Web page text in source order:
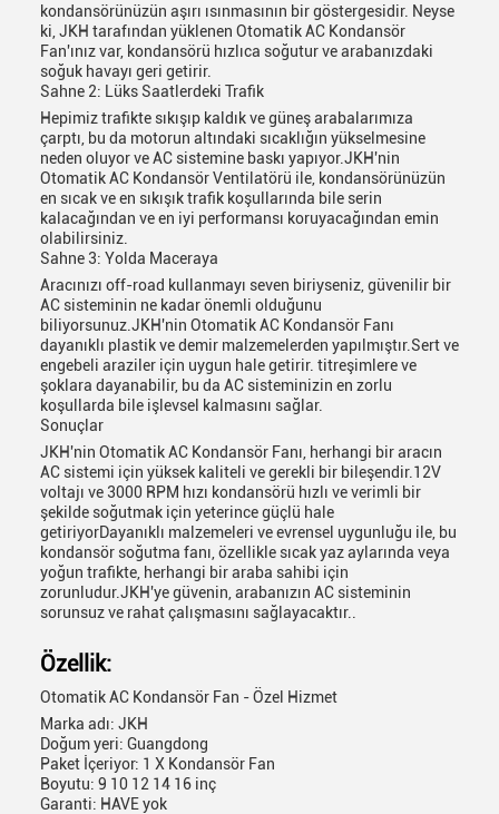
kondansörünüzün aşırı ısınmasının bir göstergesidir. Neyse
ki, JKH tarafından yüklenen Otomatik AC Kondansör
Fan'ınız var, kondansörü hızlıca soğutur ve arabanızdaki
soğuk havayı geri getirir.
Sahne 2: Lüks Saatlerdeki Trafik
Hepimiz trafikte sıkışıp kaldık ve güneş arabalarımıza
çarptı, bu da motorun altındaki sıcaklığın yükselmesine
neden oluyor ve AC sistemine baskı yapıyor.JKH'nin
Otomatik AC Kondansör Ventilatörü ile, kondansörünüzün
en sıcak ve en sıkışık trafik koşullarında bile serin
kalacağından ve en iyi performansı koruyacağından emin
olabilirsiniz.
Sahne 3: Yolda Maceraya
Aracınızı off-road kullanmayı seven biriyseniz, güvenilir bir
AC sisteminin ne kadar önemli olduğunu
biliyorsunuz.JKH'nin Otomatik AC Kondansör Fanı
dayanıklı plastik ve demir malzemelerden yapılmıştır.Sert ve
engebeli araziler için uygun hale getirir. titreşimlere ve
şoklara dayanabilir, bu da AC sisteminizin en zorlu
koşullarda bile işlevsel kalmasını sağlar.
Sonuçlar
JKH'nin Otomatik AC Kondansör Fanı, herhangi bir aracın
AC sistemi için yüksek kaliteli ve gerekli bir bileşendir.12V
voltajı ve 3000 RPM hızı kondansörü hızlı ve verimli bir
şekilde soğutmak için yeterince güçlü hale
getiriyorDayanıklı malzemeleri ve evrensel uygunluğu ile, bu
kondansör soğutma fanı, özellikle sıcak yaz aylarında veya
yoğun trafikte, herhangi bir araba sahibi için
zorunludur.JKH'ye güvenin, arabanızın AC sisteminin
sorunsuz ve rahat çalışmasını sağlayacaktır..
Özellik:
Otomatik AC Kondansör Fan - Özel Hizmet
Marka adı: JKH
Doğum yeri: Guangdong
Paket İçeriyor: 1 X Kondansör Fan
Boyutu: 9 10 12 14 16 inç
Garanti: HAVE yok